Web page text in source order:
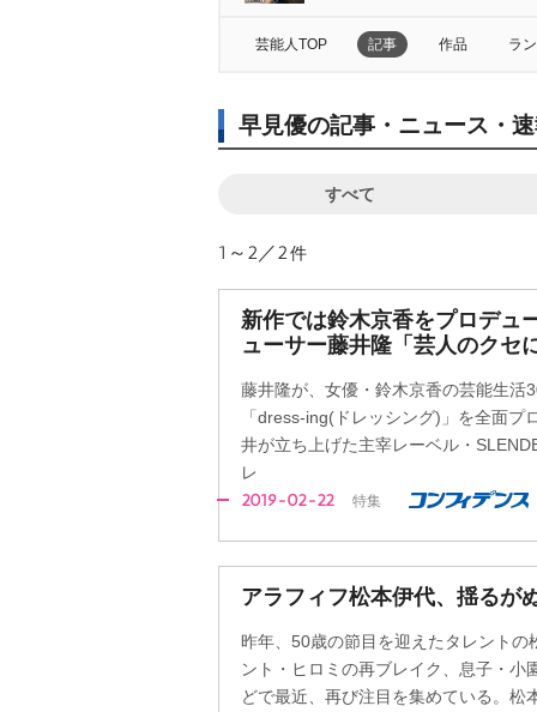
芸能人TOP 記事 作品 ラ
早見優の記事・ニュース・
すべて
1～2／2件
新作では鈴木京香をプロデュ
ューサー藤井隆「芸人のクセ
藤井隆が、女優・鈴木京香の芸能生活
「dress-ing(ドレッシング)」を全面
井が立ち上げた主宰レーベル・
レ
2019-02-22 特集
アラフィフ松本伊代、揺るが
昨年、50歳の節目を迎えたタレント
ント・ヒロミの再ブレイク、息子・小
どで最近、再び注目を集めている。松